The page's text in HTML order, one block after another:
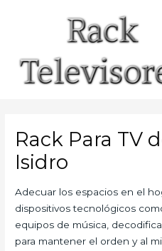
Rack Para TV
Isidro
Adecuar los espacios en el
dispositivos tecnológicos
equipos de música,
para mantener el orden y al